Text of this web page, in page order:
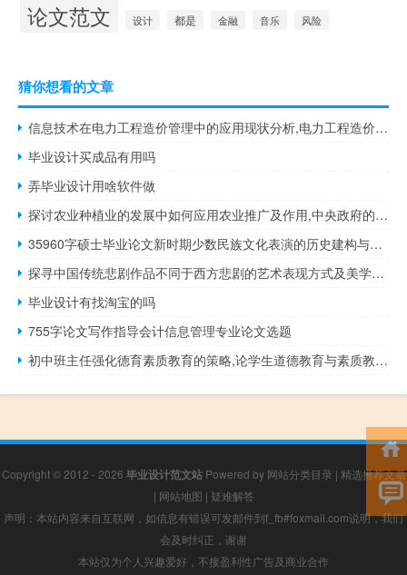
论文范文 设计 都是 金融 音乐 风险
猜你想看的文章
信息技术在电力工程造价管理中的应用现状分析,电力工程造价定额管理中心站(2011)5号文件
毕业设计买成品有用吗
弄毕业设计用啥软件做
探讨农业种植业的发展中如何应用农业推广及作用,中央政府的农村农业计划& # 16636；邮政政策
35960字硕士毕业论文新时期少数民族文化表演的历史建构与叙事
探寻中国传统悲剧作品不同于西方悲剧的艺术表现方式及美学根源,中西悲剧的异同
毕业设计有找淘宝的吗
755字论文写作指导会计信息管理专业论文选题
初中班主任强化德育素质教育的策略,论学生道德教育与素质教育的关系
Copyright © 2012 - 2026 毕业设计范文站Powered by 网站分类目录 | 精选推荐文章
| 网站地图 | 疑难解答
声明：本站内容来自互联网，如信息有错误可发邮件到f_fb#foxmail.com说明，我们
会及时纠正，谢谢
本站仅为个人兴趣爱好，不接盈利性广告及商业合作